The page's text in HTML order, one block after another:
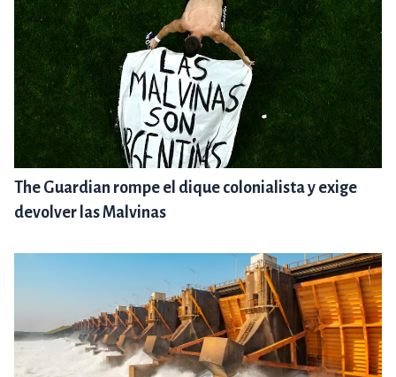
The Guardian rompe el dique colonialista y exige
devolver las Malvinas